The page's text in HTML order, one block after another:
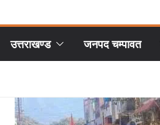
उत्तराखण्ड जनपद चम्पावत